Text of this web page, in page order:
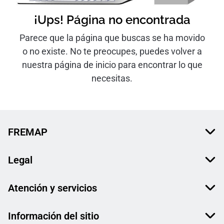
¡Ups! Página no encontrada
Parece que la página que buscas se ha movido
o no existe. No te preocupes, puedes volver a
nuestra página de inicio para encontrar lo que
necesitas.
FREMAP
Legal
Atención y servicios
Información del sitio